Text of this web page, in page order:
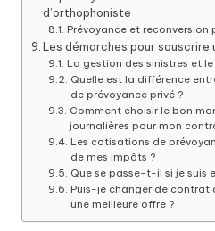
d’orthophoniste
Prévoyance et reconversion
Les démarches pour
La gestion des sinistres et
Quelle est la différence
de prévoyance privé ?
Comment choisir le bon
journalières pour mon
Les cotisations de
de mes impôts ?
Que se passe-t-il si je suis
Puis-je changer de contrat
une meilleure offre ?